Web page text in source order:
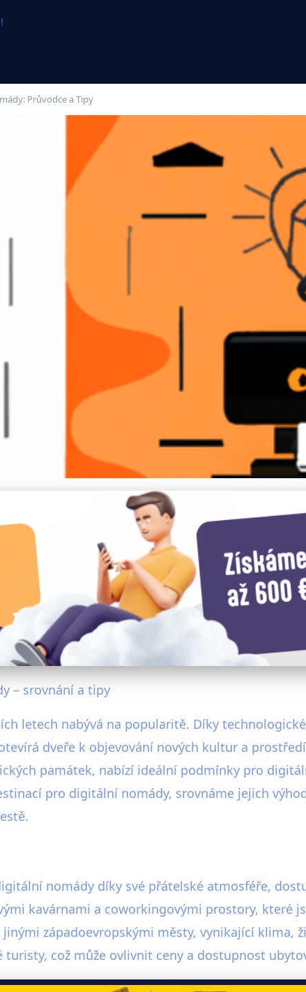
Průvodce a Tipy
pro Digitální Nomády:
– srovnání a tipy
letech nabývá na popularitě. Díky
dveře k objevování nových kultur a
památek, nabízí ideální podmínky pro
pro digitální nomády, srovnáme jejich
nomády díky své přátelské atmosféře,
kavárnami a coworkingovými prostory, které
západoevropskými městy, vynikající klima,
což může ovlivnit ceny a dostupnost